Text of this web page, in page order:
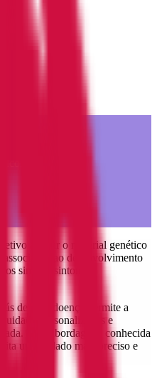
e genômicos
avaliar o material genético
ao desenvolvimento
sinais e sintomas
de uma doença permite a
personalizadas e
Essa abordagem, conhecida
um cuidado mais preciso e